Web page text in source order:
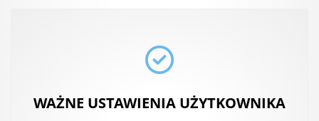
WAŻNE USTAWIENIA UŻYTKOWNIKA